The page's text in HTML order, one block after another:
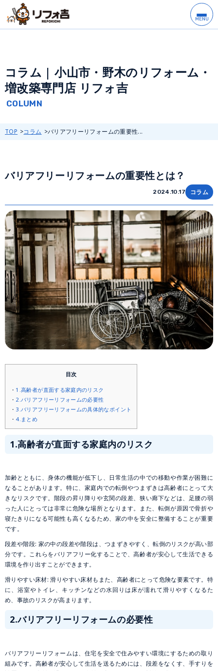
コラム | 小山市・野木のリフォーム・
増改築専門店 リフォ吉
TOP コラム バリアフリーリフォームの重要性...
バリアフリーリフォームの重要性とは？
2024.10.17 コラム
目次
1.高齢者が直面する家庭内のリスク
2.バリアフリーリフォームの必要性
3.バリアフリーリフォームの具体的なポイント
4.まとめ
1.高齢者が直面する家庭内のリスク
加齢とともに、身体の機能が低下し、日常生活の中での移動や作業が困難に
なることがあります。特に、家庭内での転倒やつまずきは高齢者にとって大
きなリスクです。階段の昇り降りや玄関の段差、狭い廊下などは、足腰の弱
った人にとっては非常に危険な場所となります。また、転倒が原因で骨折や
寝たきりになる可能性も高くなるため、家の中を安全に整備することが重要
です。
段差や階段: 家の中の段差や階段は、つまずきやすく、転倒のリスクが高い部
分です。これらをバリアフリー化することで、高齢者が安心して生活できる
環境を作り出すことができます。
滑りやすい床材: 滑りやすい床材もまた、高齢者にとって危険な要素です。特
に、浴室やトイレ、キッチンなどの水回りは床が濡れて滑りやすくなるた
め、事故のリスクが高まります。
2.バリアフリーリフォームの必要性
バリアフリーリフォームは、住宅を安全で住みやすい環境にするための取り
組みです。高齢者が安心して生活を送るためには、段差をなくす、手すりを